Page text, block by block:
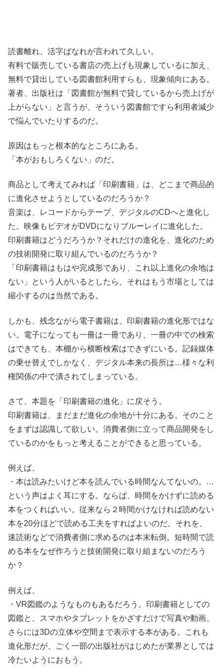
読書離れ、活字ばなれが言われて久しい。
有料で販売している書店の売上げも現象しているに加え、
無料で貸出している図書館利用すらも、現象傾向にある。
著者、出版社は「図書館が無料で貸しているから売上げが
上がらない」と言うが、そういう図書館ですら利用者減少
で悩んでいたりするのだ。
原因はもっと根本的なところにある。
「本がおもしろくない」のだ。
商品として考えてみれば「印刷書籍」は、どこまで商品的
に進化させようとしているのだろうか？
音楽は、レコードからテープ、デジタルのCDへと進化し
た。映像もビデオがDVDになりブルーレイに進化した。
印刷書籍はどうだろうか？それだけの進化を、進化のため
の技術開発に取り組んでいるのだろうか？
「印刷書籍はもはや完成形であり、これ以上進化の余地は
ない」という人がいるとしたら、それはもう市場としては
縮小するのは当然である。
しかも、残念ながら電子書籍は、印刷書籍の進化形ではな
い。電子になっても一冊は一冊であり、一冊の中での検索
はできても、本棚から横断検索はできずにいる。記録媒体
の乗せ替えでしかなく、デジタル本来の長所は…様々な利
権関係の中で潰されてしまっている。
さて、本題を「印刷書籍の進化」に戻そう。
印刷書籍は、まだまだ進化の余地が十分にある。そのこと
をまずは認識して欲しい。消費者側に立って商品開発をし
ているのかをもっと考えることができると思っている。
例えば、
・本は読みたいけど本を読んでいる時間なんてないの。…
という声はよく耳にする。ならば、時間をかけずに読める
本をつくればいい。従来なら２時間かけなければ読めない
本を20分ほどで読める工夫をすればよいのだ。それを、
速読術などで消費者側に求めるのは本末転倒。短時間で読
める本をなぜ作ろうと技術開発に取り組まないのだろう
か？
例えば、
・VR図鑑のようなものもあるだろう。印刷書籍としての
図鑑と、スマホやタブレットをかざすだけで写真や動画、
さらには3Dの立体や空間まで表示する本がある。これも
進化形だが、ごく一部の出版社がはじめたが業界としては
冷たいようにおもう。